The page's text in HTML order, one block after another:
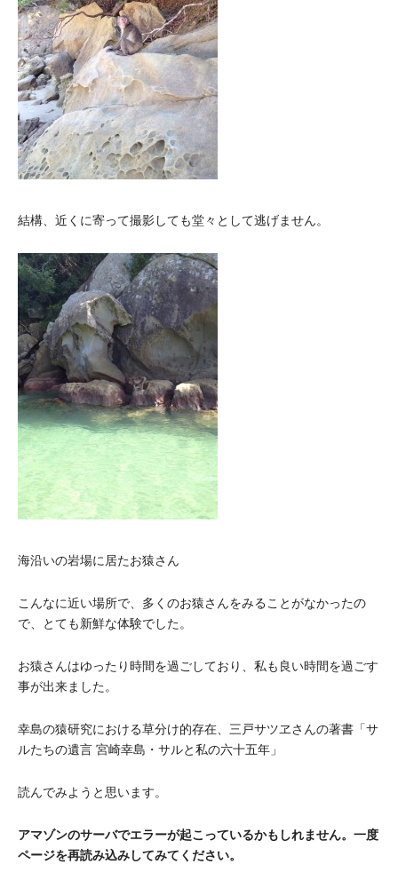
結構、近くに寄って撮影しても堂々として逃げません。
海沿いの岩場に居たお猿さん
こんなに近い場所で、多くのお猿さんをみることがなかったの
で、とても新鮮な体験でした。
お猿さんはゆったり時間を過ごしており、私も良い時間を過ごす
事が出来ました。
幸島の猿研究における草分け的存在、 三戸サツヱさんの著書「 サ
ルたちの遺言 宮崎幸島・サルと私の六十五年 」
読んでみようと思います。
アマゾンのサーバでエラーが起こっているかもしれません。一度
ページを再読み込みしてみてください。